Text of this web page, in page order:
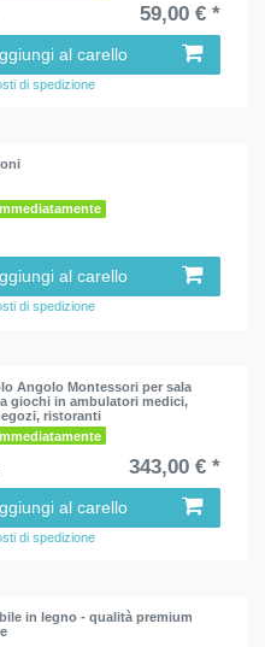
59,00 € *
al carello
di spedizione
al carello
di spedizione
Angolo Montessori per sala
giochi in ambulatori medici,
ristoranti
343,00 € *
al carello
di spedizione
in legno - qualità premium